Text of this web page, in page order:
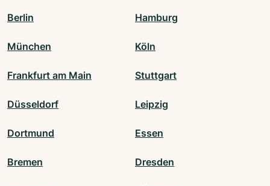
Berlin Hamburg
München Köln
Frankfurt am Main Stuttgart
Düsseldorf Leipzig
Dortmund Essen
Bremen Dresden